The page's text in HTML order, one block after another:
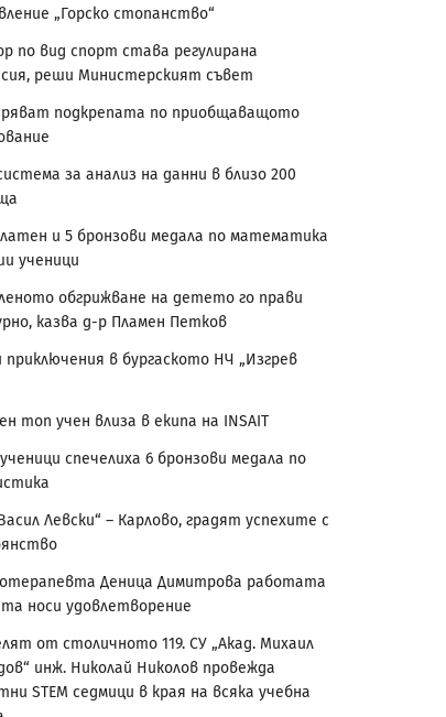
„Горско стопанство“
по вид спорт става регулирана
реши Министерският съвет
подкрепата по приобщаващото
за анализ на данни в близо 200
и 5 бронзови медала по математика
ученици
обгрижване на детето го прави
казва д-р Пламен Петков
в бургаското НЧ „Изгрев
топ учен влиза в екипа на INSAIT
спечелиха 6 бронзови медала по
Левски“ – Карлово, градят успехите с
Деница Димитрова работата
носи удовлетворение
от столичното 119. СУ „Акад. Михаил
инж. Николай Николов провежда
STEM седмици в края на всяка учебна